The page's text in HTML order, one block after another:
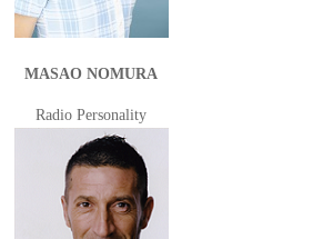
MASAO NOMURA
Radio Personality